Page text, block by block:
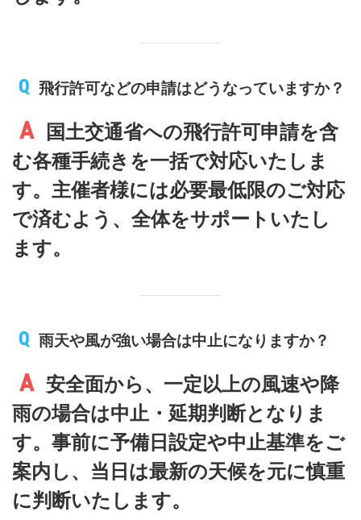
飛行許可などの申請はどうなっていますか？
国土交通省への飛行許可申請を含
む各種手続きを一括で対応いたしま
す。主催者様には必要最低限のご対応
で済むよう、全体をサポートいたし
ます。
雨天や風が強い場合は中止になりますか？
安全面から、一定以上の風速や降
雨の場合は中止・延期判断となりま
す。事前に予備日設定や中止基準をご
案内し、当日は最新の天候を元に慎重
に判断いたします。